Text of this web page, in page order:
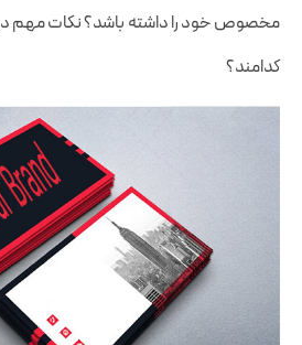
مخصوص خود را داشته باشد؟ نکات مهم در
کدامند؟